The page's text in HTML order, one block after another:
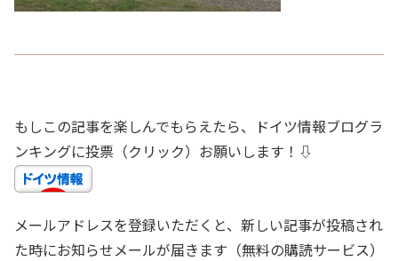
もしこの記事を楽しんでもらえたら、ドイツ情報ブログラ
ンキングに投票（クリック）お願いします！⇩
メールアドレスを登録いただくと、新しい記事が投稿され
た時にお知らせメールが届きます（無料の購読サービス）